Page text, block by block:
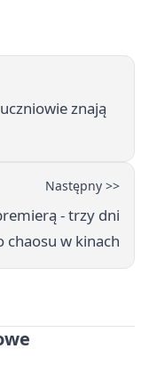
znają
Następny >>
- trzy dni
chaosu w kinach